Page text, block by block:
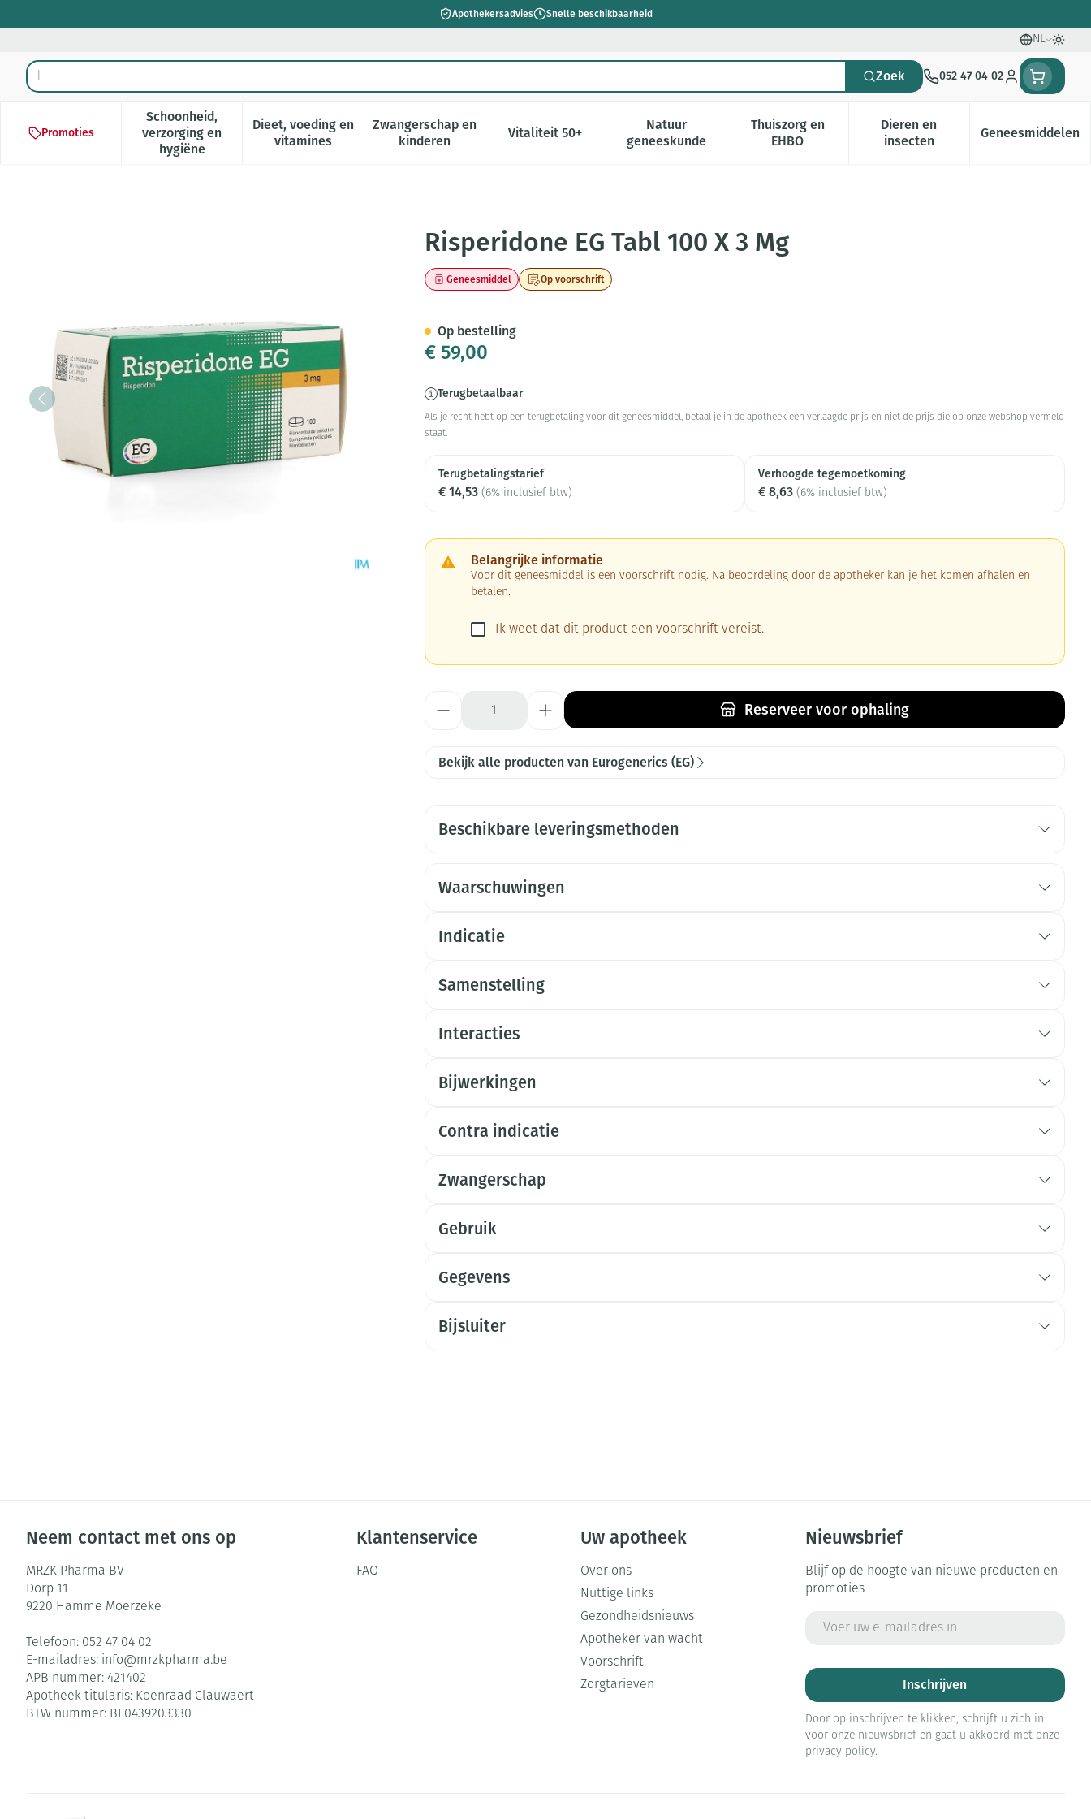
Apothekersadvies Snelle beschikbaarheid
NL
Talen
Product, merk, categorie... Zoek 052 47 04 02
Klant menu
Promoties
Schoonheid,
verzorging en
hygiëne
Toon submenu voor Schoonheid, verzorging en hygiëne categorie
Dieet, voeding en
vitaminesToon submenu voor Dieet, voeding en vitamines categorie
Zwangerschap en
kinderenToon submenu voor Zwangerschap en kinderen categorie
Vitaliteit 50+Toon submenu voor Vitaliteit 50+ categorie
Natuur
geneeskundeToon submenu voor Natuur geneeskunde categorie
Thuiszorg en
EHBOToon submenu voor Thuiszorg en EHBO categorie
Dieren en
insectenToon submenu voor Dieren en
Geneesmiddelen
Toon
Risperidone EG Tabl 100 X 3 Mg
Op voorschrift
Geneesmiddel
€ 59,00
Terugbetaalbaar
Als je recht hebt op een terugbetaling voor dit geneesmiddel, betaal je in de apotheek een verlaagde prijs en niet de prijs die op onze webshop vermeld
staat.
Terugbetalingstarief
€ 14,53 (6% inclusief btw)
Verhoogde tegemoetkoming
€ 8,63 (6% inclusief btw)
Belangrijke informatie
Voor dit geneesmiddel is een voorschrift nodig. Na beoordeling door de apotheker kan je het komen afhalen en
betalen.
Ik weet dat dit product een voorschrift vereist.
Reserveervoor ophaling
Op bestelling
Bekijk alle producten van Eurogenerics (EG)
Beschikbare leveringsmethoden
Waarschuwingen
Indicatie
Samenstelling
Interacties
Bijwerkingen
Contra indicatie
Zwangerschap
Gebruik
Gegevens
Bijsluiter
Neem contact met ons op
MRZK Pharma BV
Dorp 11
9220 Hamme Moerzeke
Telefoon: 052 47 04 02
E-mailadres: info@mrzkpharma.be
APB nummer: 421402
Apotheek titularis: Koenraad Clauwaert
BTW nummer: BE0439203330
Klantenservice
FAQ
Uw apotheek
Over ons
Nuttige links
Gezondheidsnieuws
Apotheker van wacht
Voorschrift
Zorgtarieven
Nieuwsbrief
Blijf op de hoogte van nieuwe producten en
promoties
Inschrijven
Door op inschrijven te klikken, schrijft u zich in
voor onze nieuwsbrief en gaat u akkoord met onze
privacy policy.